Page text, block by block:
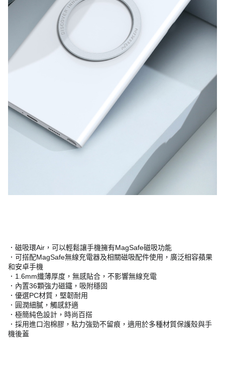
．磁吸環Air，可以輕鬆讓手機擁有MagSafe磁吸功能
．可搭配MagSafe無線充電器及相關磁吸配件使用，廣泛相容蘋果
和安卓手機
．1.6mm纖薄厚度，無感貼合，不影響無線充電
．內置36顆強力磁鐵，吸附穩固
．優選PC材質，堅韌耐用
．圓潤細膩，觸感舒適
．極簡純色設計，時尚百搭
．採用進口泡棉膠，粘力強勁不留痕，適用於多種材質保護殼與手
機後蓋